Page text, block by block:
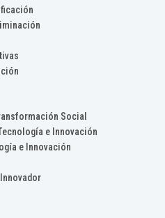
Social
e Innovación
e Innovación